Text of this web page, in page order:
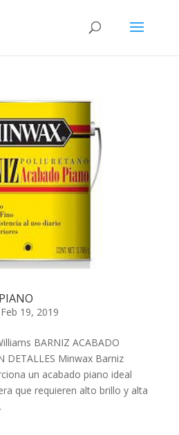
Feb 19, 2019
BARNIZ ACABADO
DETALLES Minwax Barniz
un acabado piano ideal
que requieren alto brillo y alta